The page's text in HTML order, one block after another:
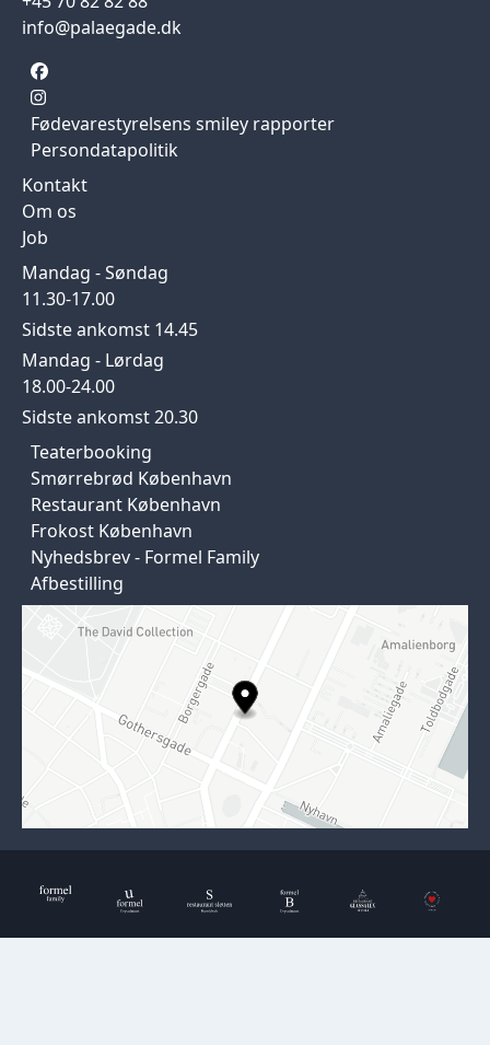
info@palaegade.dk
Fødevarestyrelsens smiley rapporter
Persondatapolitik
Kontakt
Om os
Job
Mandag - Søndag
11.30-17.00
Sidste ankomst 14.45
Mandag - Lørdag
18.00-24.00
Sidste ankomst 20.30
Teaterbooking
Smørrebrød København
Restaurant København
Frokost København
Nyhedsbrev - Formel Family
Afbestilling